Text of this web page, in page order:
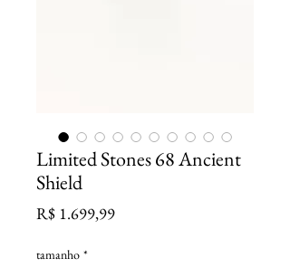
Limited Stones 68 Ancient
Shield
R$ 1.699,99Preço
tamanho *